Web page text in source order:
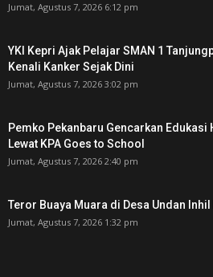
Jumat, Agustus 7, 2026 6:12 pm
YKI Kepri Ajak Pelajar SMAN 1
Kenali Kanker Sejak Dini
Jumat, Agustus 7, 2026 3:02 pm
Pemko Pekanbaru Gencarkan Edukasi
Lewat KPA Goes to School
Jumat, Agustus 7, 2026 2:40 pm
Teror Buaya Muara di Desa Undan
Jumat, Agustus 7, 2026 1:32 pm